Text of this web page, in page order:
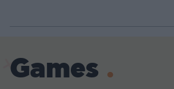
Games